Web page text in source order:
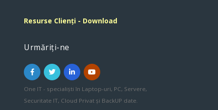
Resurse Clienți - Download
Urmăriți-ne
One IT - specialiști în Laptop-uri, PC, Servere,
Securitate IT, Cloud Privat și BackUP date.